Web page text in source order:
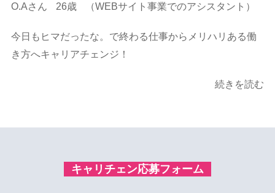
O.Aさん 26歳 （WEBサイト事業でのアシスタント）
今日もヒマだったな。で終わる仕事からメリハリある働
き方へキャリアチェンジ！
続きを読む
キャリチェン応募フォーム